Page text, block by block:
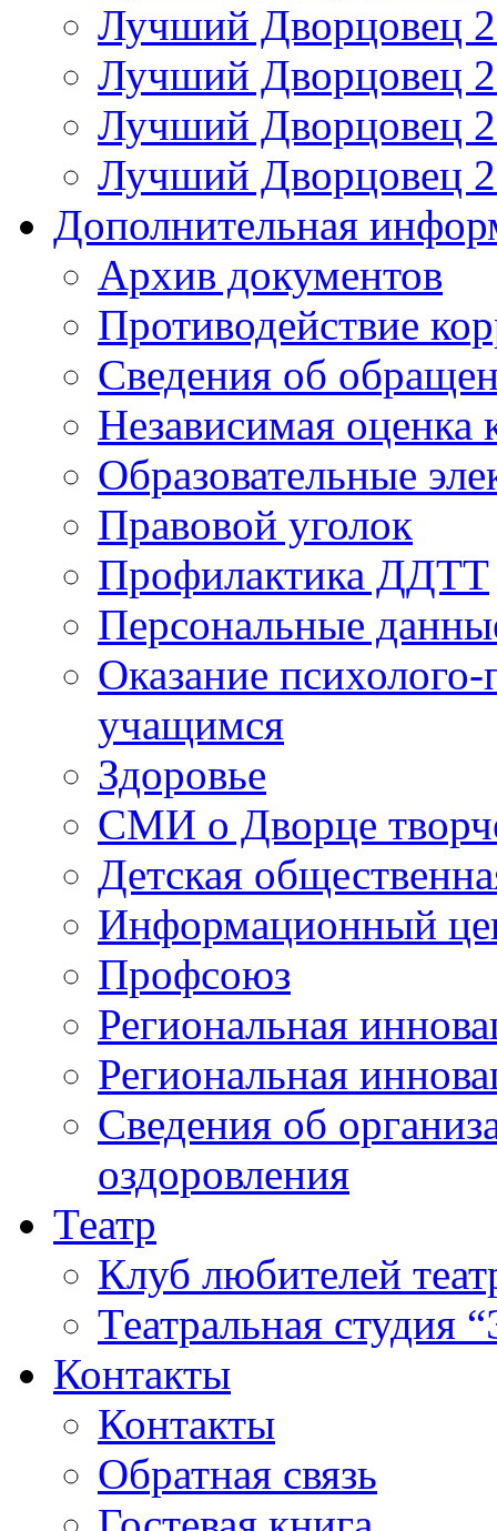
Лучший Дворцовец
Лучший Дворцовец
Лучший Дворцовец
Лучший Дворцовец
Дополнительная
Архив документов
Противодействие
Сведения об
Независимая оценка
Образовательные
Правовой уголок
Профилактика ДДТТ
Персональные
Оказание
учащимся
Здоровье
СМИ о Дворце
Детская
Информационный
Профсоюз
Региональная
Региональная
Сведения об
оздоровления
Театр
Клуб любителей
Театральная студия
Контакты
Контакты
Обратная связь